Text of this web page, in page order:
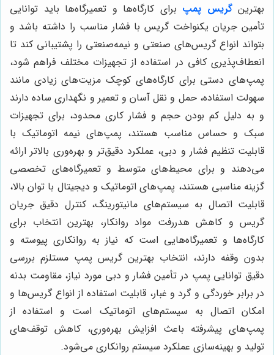
بهترینگریس پمپ‌ برای کارگاه‌ها و تعمیرگاه‌ها باید توانایی
تأمین جریان یکنواخت گریس با فشار مناسب را داشته باشد و
بتواند انواع گریس‌های صنعتی و نیمه‌صنعتی را پشتیبانی کند تا
انعطاف‌پذیری کافی در استفاده از تجهیزات مختلف فراهم شود،
پمپ‌های دستی برای کارگاه‌های کوچک مزیت‌های زیادی مانند
سهولت استفاده، حمل و نقل آسان و تعمیر و نگهداری ساده دارند
و به دلیل کم بودن حجم و فشار کاری محدود، برای تجهیزات
سبک و حساس مناسب هستند، پمپ‌های نیمه اتوماتیک با
قابلیت تنظیم فشار و دبی، عملکرد دقیق‌تر و بهره‌وری بالاتر ارائه
می‌دهند و برای محیط‌های متوسط و تعمیرگاه‌های تخصصی
گزینه مناسبی هستند، پمپ‌های اتوماتیک و دیجیتال با توان بالا،
قابلیت اتصال به سیستم‌های مانیتورینگ، کنترل دقیق جریان
گریس و کاهش هدررفت مواد روانکار، بهترین انتخاب برای
کارگاه‌ها و تعمیرگاه‌هایی است که نیاز به روانکاری پیوسته و
بدون وقفه دارند، انتخاب بهترین گریس پمپ مستلزم بررسی
دقیق توانایی پمپ در تأمین فشار و دبی مورد نیاز، مقاومت بدنه
در برابر خوردگی و گرد و غبار، قابلیت استفاده از انواع گریس‌ها و
امکان اتصال به سیستم‌های اتوماتیک است و استفاده از
پمپ‌های پیشرفته باعث افزایش بهره‌وری، کاهش توقف‌های
تولید و بهینه‌سازی عملکرد سیستم روانکاری می‌شود.